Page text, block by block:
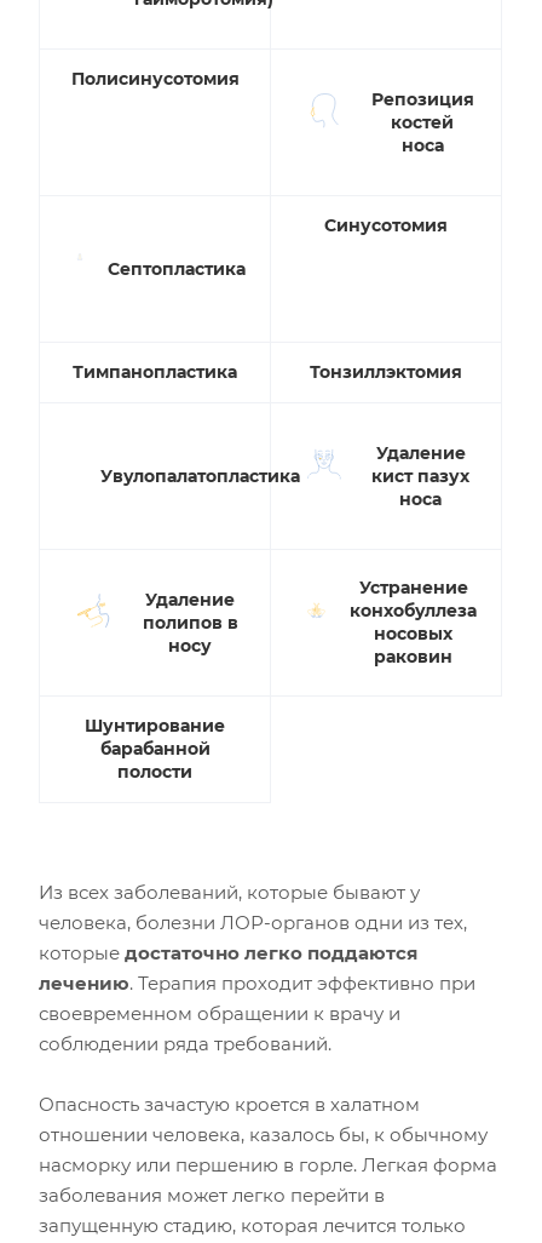
Полисинусотомия
Репозиция
костей
носа
Септопластика
Синусотомия
Тимпанопластика Тонзиллэктомия
Увулопалатопластика
Удаление
кист пазух
носа
Удаление
полипов в
носу
Устранение
конхобуллеза
носовых
раковин
Шунтирование
барабанной
полости
Из всех заболеваний, которые бывают у
человека, болезни ЛОР-органов одни из тех,
которые достаточно легко поддаются
лечению. Терапия проходит эффективно при
своевременном обращении к врачу и
соблюдении ряда требований.
Опасность зачастую кроется в халатном
отношении человека, казалось бы, к обычному
насморку или першению в горле. Легкая форма
заболевания может легко перейти в
запущенную стадию, которая лечится только